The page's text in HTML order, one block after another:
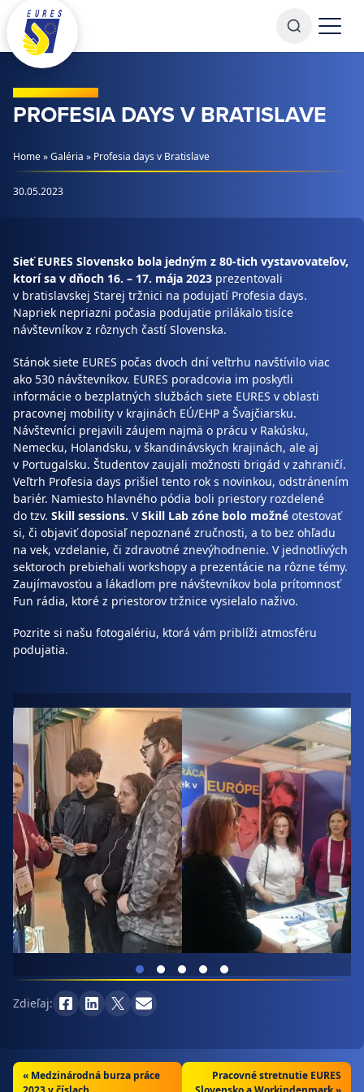
Prejsť na obsah
PROFESIA DAYS V BRATISLAVE
Home»Galéria » Profesia days v Bratislave
30.05.2023
Sieť EURES Slovensko bola jedným z 80-tich vystavovateľov,
ktorí sa v dňoch 16. – 17. mája 2023 prezentovali
v bratislavskej Starej tržnici na podujatí Profesia days.
Napriek nepriazni počasia podujatie prilákalo tisíce
návštevníkov z rôznych častí Slovenska.
Stánok siete EURES počas dvoch dní veľtrhu navštívilo viac
ako 530 návštevníkov. EURES poradcovia im poskytli
informácie o bezplatných službách siete EURES v oblasti
pracovnej mobility v krajinách EÚ/EHP a Švajčiarsku.
Návštevníci prejavili záujem najmä o prácu v Rakúsku,
Nemecku, Holandsku, v škandinávskych krajinách, ale aj
v Portugalsku. Študentov zaujali možnosti brigád v zahraničí.
Veľtrh Profesia days prišiel tento rok s novinkou, odstránením
bariér. Namiesto hlavného pódia boli priestory rozdelené
do tzv. Skill sessions. VSkill Lab zóne bolo možné otestovať
si, či objaviť doposiaľ nepoznané zručnosti, a to bez ohľadu
na vek, vzdelanie, či zdravotné znevýhodnenie. V jednotlivých
sektoroch prebiehali workshopy a prezentácie na rôzne témy.
Zaujímavosťou a lákadlom pre návštevníkov bola prítomnosť
Fun rádia, ktoré z priestorov tržnice vysielalo naživo.
Pozrite si našu fotogalériu, ktorá vám priblíži atmosféru
podujatia.
Zdieľaj:
« Medzinárodná burza práce
Pracovné stretnutie EURES